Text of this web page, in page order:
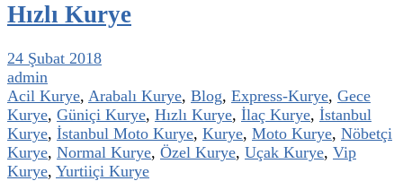
Hızlı Kurye
24 Şubat 2018
admin
Acil Kurye, Arabalı Kurye, Blog, Express-Kurye, Gece
Kurye, Güniçi Kurye, Hızlı Kurye, İlaç Kurye, İstanbul
Kurye, İstanbul Moto Kurye, Kurye, Moto Kurye, Nöbetçi
Kurye, Normal Kurye, Özel Kurye, Uçak Kurye, Vip
Kurye, Yurtiiçi Kurye